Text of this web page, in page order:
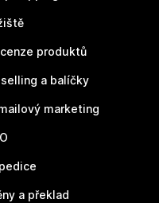
produktů
a balíčky
marketing
a překlad